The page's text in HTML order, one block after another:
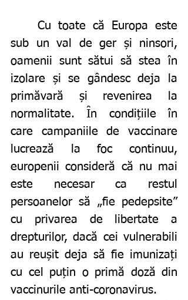
sub un val de ger și ninsori,
oamenii sunt sătui să stea în
izolare și se gândesc deja la
primăvară și revenirea la
normalitate. În condițiile în
care campaniile de vaccinare
lucrează la foc continuu,
europenii consideră că nu mai
este necesar ca restul
persoanelor să „fie pedepsite”
cu privarea de libertate a
drepturilor, dacă cei vulnerabili
au reușit deja să fie imunizați
cu cel puțin o primă doză din
vaccinurile anti-coronavirus.